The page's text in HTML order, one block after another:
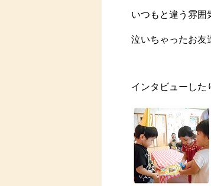
いつもと違う雰囲
泣いちゃったお友
インタビューした